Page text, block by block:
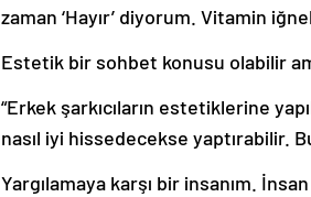
zaman ‘Hayır’ diyorum. Vitamin
Estetik bir sohbet konusu olabilir
“Erkek şarkıcıların estetiklerine
nasıl iyi hissedecekse yaptırabilir.
Yargılamaya karşı bir insanım.